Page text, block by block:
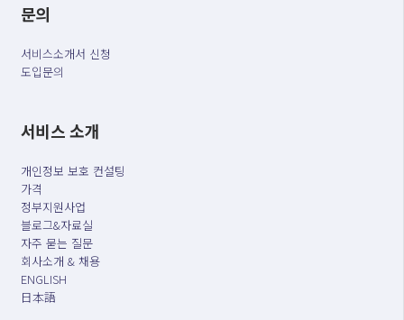
문의
서비스소개서 신청
도입문의
서비스 소개
개인정보 보호 컨설팅
가격
정부지원사업
블로그&자료실
자주 묻는 질문
회사소개 & 채용
ENGLISH
日本語